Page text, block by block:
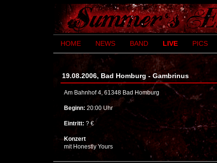
HOME NEWS BAND LIVE PICS
19.08.2006, Bad Homburg - Gambrinus
Am Bahnhof 4, 61348 Bad Homburg
Beginn: 20:00 Uhr
Eintritt: ? €
Konzert
mit Honestly Yours